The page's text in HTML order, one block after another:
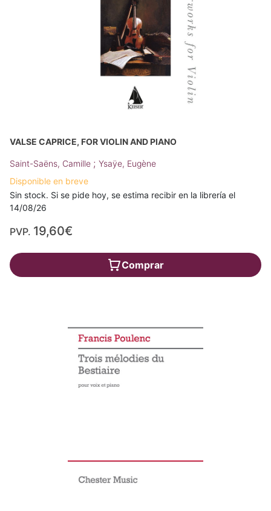
VALSE CAPRICE, FOR VIOLIN AND PIANO
Saint-Saëns, Camille ; Ysaÿe, Eugène
Disponible en breve
Sin stock. Si se pide hoy, se estima recibir en la librería el
14/08/26
PVP. 19,60€
Comprar